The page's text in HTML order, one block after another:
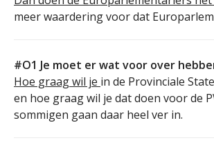
meer waardering voor dat
#O1 Je moet er wat voor over
Hoe graag wil je in de Provinciale
en hoe graag wil je dat doen voor de
sommigen gaan daar heel ver in.